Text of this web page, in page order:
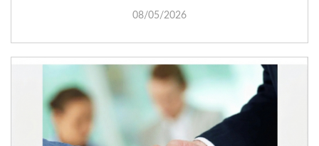
08/05/2026